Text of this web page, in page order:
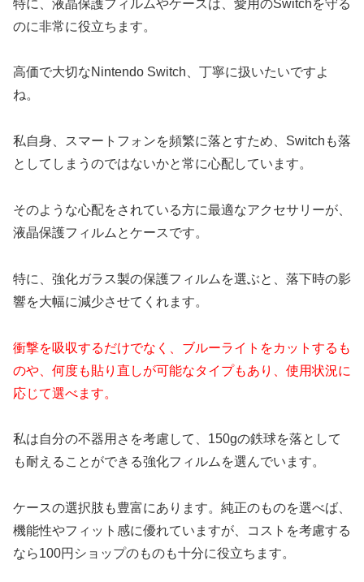
特に、液晶保護フィルムやケースは、愛用のSwitchを守る
のに非常に役立ちます。
高価で大切なNintendo Switch、丁寧に扱いたいですよ
ね。
私自身、スマートフォンを頻繁に落とすため、Switchも落
としてしまうのではないかと常に心配しています。
そのような心配をされている方に最適なアクセサリーが、
液晶保護フィルムとケースです。
特に、強化ガラス製の保護フィルムを選ぶと、落下時の影
響を大幅に減少させてくれます。
衝撃を吸収するだけでなく、ブルーライトをカットするも
のや、何度も貼り直しが可能なタイプもあり、使用状況に
応じて選べます。
私は自分の不器用さを考慮して、150gの鉄球を落として
も耐えることができる強化フィルムを選んでいます。
ケースの選択肢も豊富にあります。純正のものを選べば、
機能性やフィット感に優れていますが、コストを考慮する
なら100円ショップのものも十分に役立ちます。